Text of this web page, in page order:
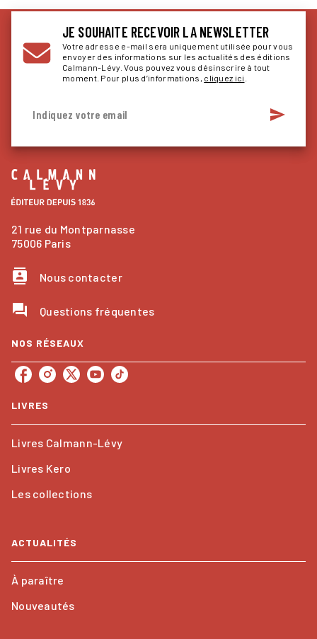
JE SOUHAITE RECEVOIR LA NEWSLETTER
Votre adresse e-mail sera uniquement utilisée pour vous
envoyer des informations sur les actualités des éditions
Calmann-Lévy. Vous pouvez vous désinscrire à tout
moment. Pour plus d’informations, cliquez ici
Indiquez votre email send
21 rue du Montparnasse
75006 Paris
contacts Nous contacter
question_answer Questions fréquentes
NOS RÉSEAUX
LIVRES
Livres Calmann-Lévy
Livres Kero
Les collections
ACTUALITÉS
À paraître
Nouveautés